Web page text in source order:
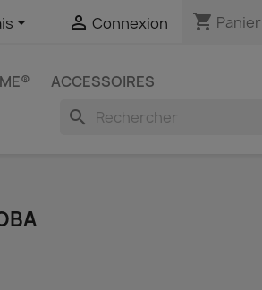
  Connexion shopping_cart Panier
ACCESSOIRES
search